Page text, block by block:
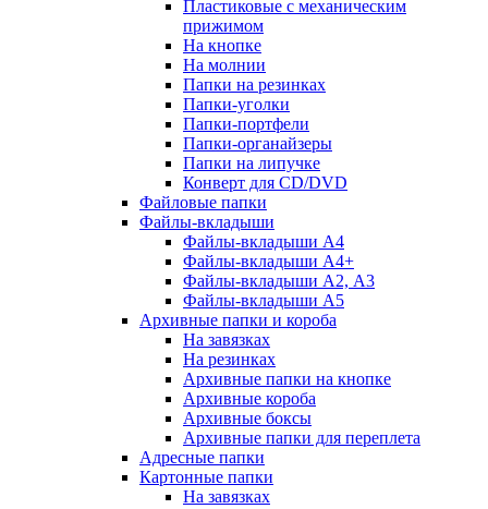
Пластиковые с механическим
прижимом
На кнопке
На молнии
Папки на резинках
Папки-уголки
Папки-портфели
Папки-органайзеры
Папки на липучке
Конверт для CD/DVD
Файловые папки
Файлы-вкладыши
Файлы-вкладыши А4
Файлы-вкладыши А4+
Файлы-вкладыши А2, А3
Файлы-вкладыши А5
Архивные папки и короба
На завязках
На резинках
Архивные папки на кнопке
Архивные короба
Архивные боксы
Архивные папки для переплета
Адресные папки
Картонные папки
На завязках